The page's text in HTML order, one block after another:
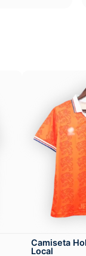
Camiseta
Local